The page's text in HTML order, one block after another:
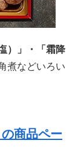
）」・「霜降
煮などいろい
商品ペー